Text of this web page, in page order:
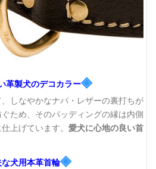
革製犬のデコカラー◈
しなやかなナパ・レザーの裏打ちが
ため、そのパッディングの縁は内側
上げています。 愛犬に心地の良い首
な犬用本革首輪◈